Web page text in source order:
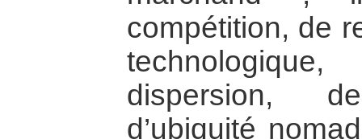
compétition, de
dispersion,
d’ubiquité